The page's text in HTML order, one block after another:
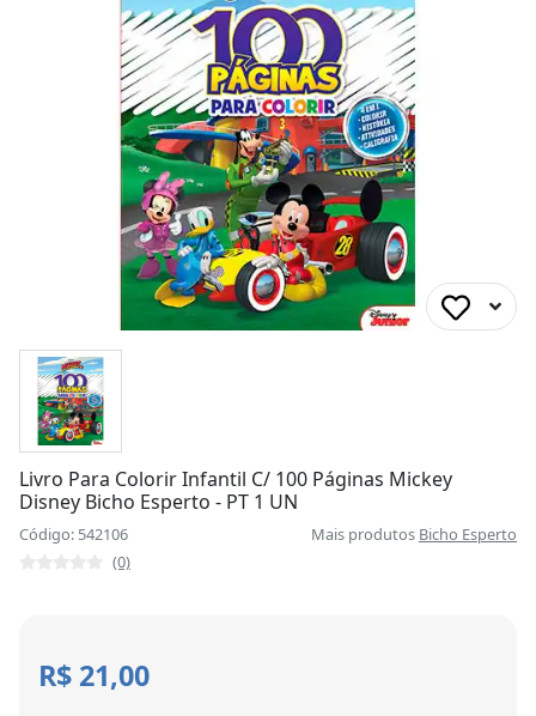
Livro Para Colorir Infantil C/ 100 Páginas Mickey
Disney Bicho Esperto - PT 1 UN
Código: 542106 Mais produtos Bicho Esperto
(0)
R$ 21,00